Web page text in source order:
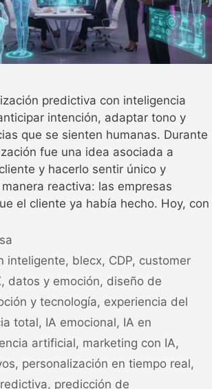
predictiva con inteligencia
intención, adaptar tono y
que se sienten humanas. Durante
fue una idea asociada a
y hacerlo sentir único y
reactiva: las empresas
el cliente ya había hecho. Hoy, con
inteligente, blecx, CDP, customer
, datos y emoción, diseño de
y tecnología, experiencia del
total, IA emocional, IA en
artificial, marketing con IA,
, personalización en tiempo real,
, predicción de